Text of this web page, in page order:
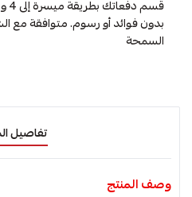
بدون فوائد أو رسوم. متوافقة مع
السمحة
تفاصيل
وصف المنتج